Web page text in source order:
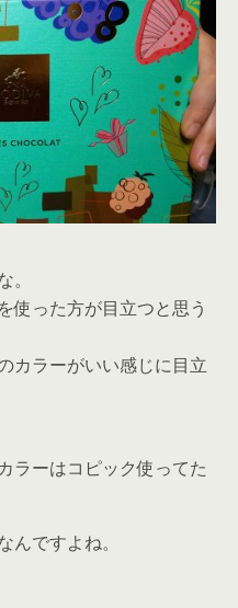
使った方が目立つと思う
カラーがいい感じに目立
ラーはコピック使ってた
ですよね。